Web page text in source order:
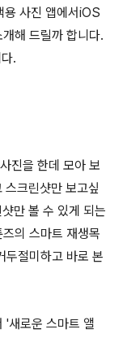
용 사진 앱에서iOS
해 드릴까 합니다.
.
진을 한데 모아 보
크린샷만 보고싶
만 볼 수 있게 되는
의 스마트 재생목
두절미하고 바로 본
'새로운 스마트 앨